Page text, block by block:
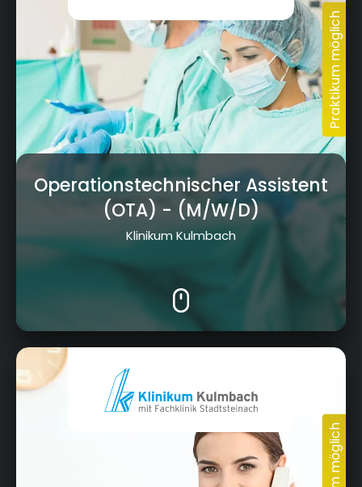
Operationstechnischer Assistent
(OTA) - (M/W/D)
Klinikum Kulmbach